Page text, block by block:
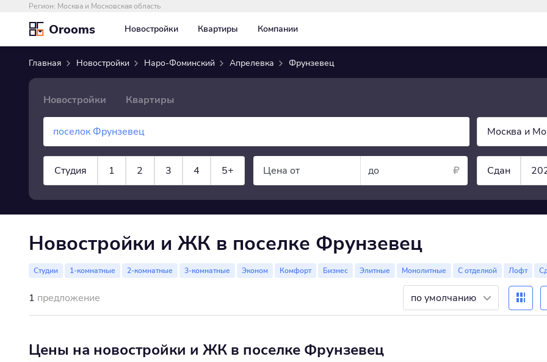
Регион: Москва и Московская область
Orooms Новостройки Квартиры Компании
Главная Новостройки Наро-Фоминский Апрелевка Фрунзевец
Новостройки Квартиры
Москва и
Студия 1 2 3 4 5+ Цена от до Сдан
Новостройки и ЖК в поселке Фрунзевец
Студии 1-комнатные 2-комнатные 3-комнатные Эконом Комфорт Бизнес Элитные Монолитные С отделкой Лофт
1 предложение по умолчанию
Цены на новостройки и ЖК в поселке Фрунзевец